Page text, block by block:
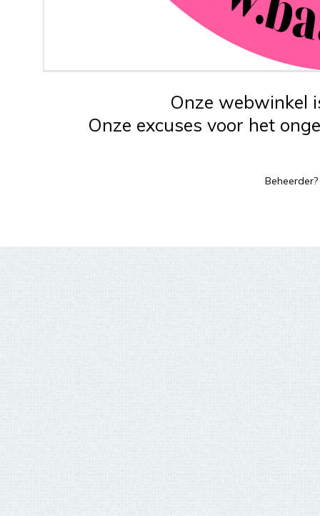
Onze webwinkel
Onze excuses voor het
Beheerder?